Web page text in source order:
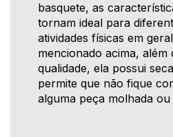
basquete, as
tornam ideal para
atividades físicas em
mencionado acima,
qualidade, ela possui
permite que não fique
alguma peça molhada